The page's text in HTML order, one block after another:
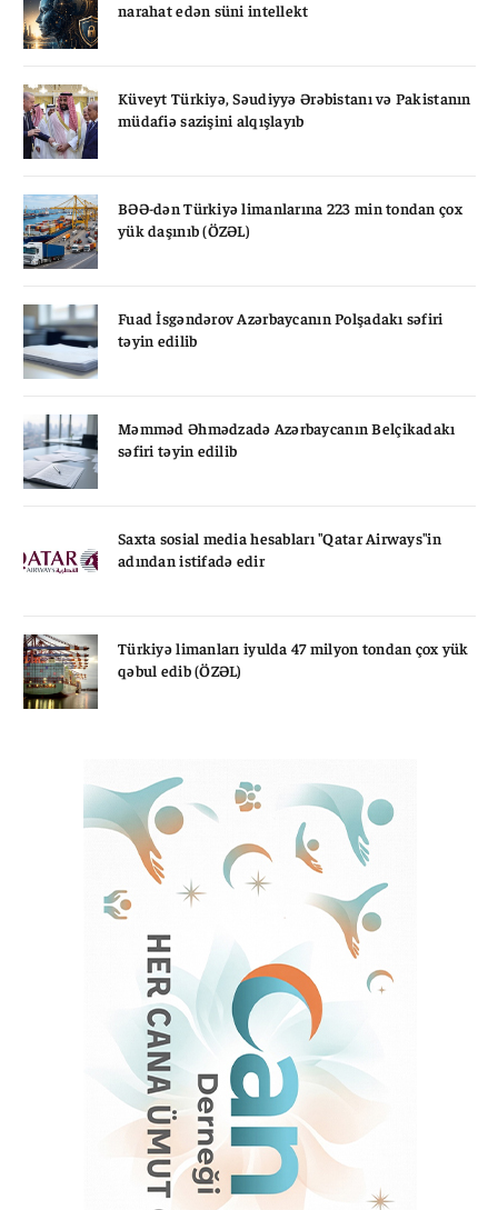
narahat edən süni intellekt
Küveyt Türkiyə, Səudiyyə Ərəbistanı və Pakistanın
müdafiə sazişini alqışlayıb
BƏƏ-dən Türkiyə limanlarına 223 min tondan çox
yük daşınıb (ÖZƏL)
Fuad İsgəndərov Azərbaycanın Polşadakı səfiri
təyin edilib
Məmməd Əhmədzadə Azərbaycanın Belçikadakı
səfiri təyin edilib
Saxta sosial media hesabları "Qatar Airways"in
adından istifadə edir
Türkiyə limanları iyulda 47 milyon tondan çox yük
qəbul edib (ÖZƏL)